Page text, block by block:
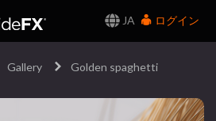
JA
ログイン
Gallery Golden spaghetti